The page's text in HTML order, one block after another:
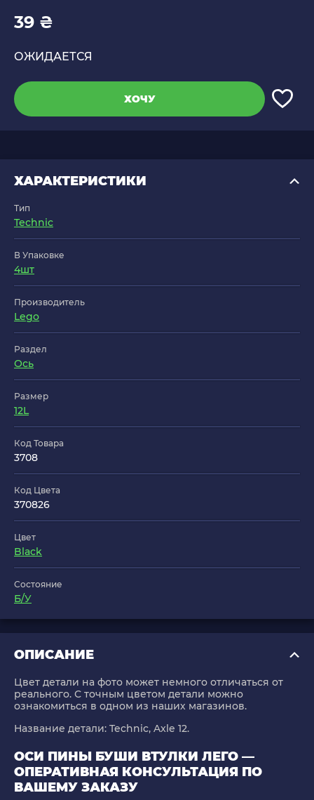
39 ₴
ОЖИДАЕТСЯ
ХОЧУ
ХАРАКТЕРИСТИКИ
Тип
Technic
В Упаковке
4шт
Производитель
Lego
Раздел
Ось
Размер
12L
Код Товара
3708
Код Цвета
370826
Цвет
Black
Состояние
Б/У
ОПИСАНИЕ
Цвет детали на фото может немного отличаться от
реального. С точным цветом детали можно
ознакомиться в одном из наших магазинов.
Название детали: Technic, Axle 12.
ОСИ ПИНЫ БУШИ ВТУЛКИ ЛЕГО —
ОПЕРАТИВНАЯ КОНСУЛЬТАЦИЯ ПО
ВАШЕМУ ЗАКАЗУ